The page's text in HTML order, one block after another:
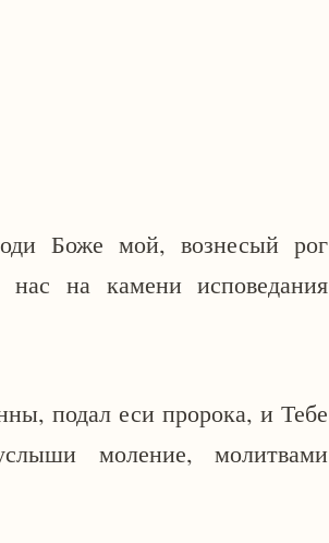
Боже мой, вознесый рог
на камени исповедания
подал еси пророка, и Тебе
моление, молитвами